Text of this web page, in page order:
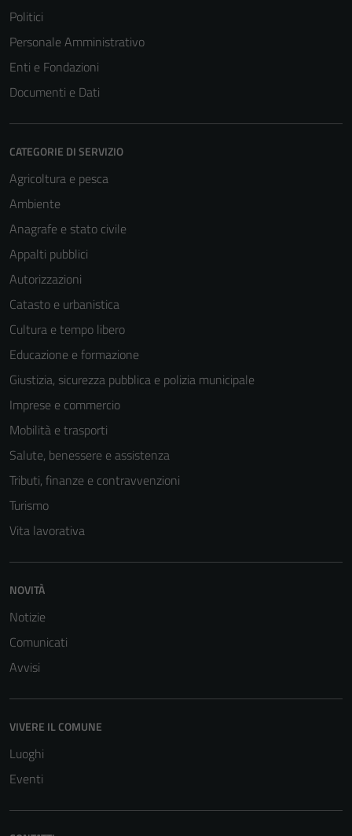
Politici
Personale Amministrativo
Enti e Fondazioni
Documenti e Dati
CATEGORIE DI SERVIZIO
Agricoltura e pesca
Ambiente
Anagrafe e stato civile
Appalti pubblici
Autorizzazioni
Catasto e urbanistica
Cultura e tempo libero
Educazione e formazione
Giustizia, sicurezza pubblica e polizia municipale
Imprese e commercio
Mobilità e trasporti
Salute, benessere e assistenza
Tributi, finanze e contravvenzioni
Turismo
Vita lavorativa
NOVITÀ
Notizie
Comunicati
Avvisi
VIVERE IL COMUNE
Luoghi
Eventi
Questi cookie